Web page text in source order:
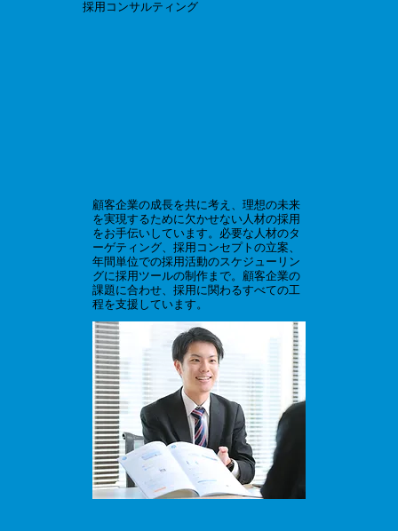
顧客企業の成長を共に考え、理想の未来
を実現するために欠かせない人材の採用
をお手伝いしています。必要な人材のタ
ーゲティング、採用コンセプトの立案、
年間単位での採用活動のスケジューリン
グに採用ツールの制作まで。顧客企業の
課題に合わせ、採用に関わるすべての工
程を支援しています。
採用コンサルティング